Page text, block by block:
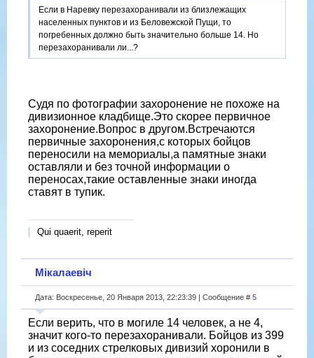
Если в Наревку перезахоранивали из близлежащих
населенных пунктов и из Беловежской Пущи, то
погребенных должно быть значительно больше 14. Но
перезахоранивали ли...?
Судя по фотографии захоронение не похоже на
дивизионное кладбище.Это скорее первичное
захоронение.Вопрос в другом.Встречаются
первичные захоронения,с которых бойцов
переносили на мемориалы,а памятные знаки
оставляли и без точной информации о
переносах,такие оставленные знаки иногда
ставят в тупик.
Qui quaerit, reperit
Мікалаевіч
Дата: Воскресенье, 20 Января 2013, 22:23:39 | Сообщение # 5
Если верить, что в могиле 14 человек, а не 4,
значит кого-то перезахоранивали. Бойцов из 399
и из соседних стрелковых дивизий хоронили в